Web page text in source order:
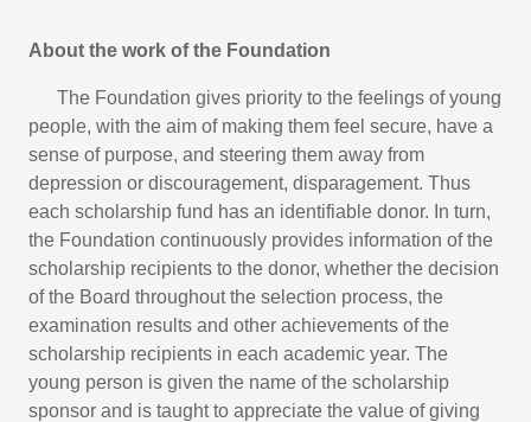
About the work of the Foundation
The Foundation gives priority to the feelings of young
people, with the aim of making them feel secure, have a
sense of purpose, and steering them away from
depression or discouragement, disparagement. Thus
each scholarship fund has an identifiable donor. In turn,
the Foundation continuously provides information of the
scholarship recipients to the donor, whether the decision
of the Board throughout the selection process, the
examination results and other achievements of the
scholarship recipients in each academic year. The
young person is given the name of the scholarship
sponsor and is taught to appreciate the value of giving